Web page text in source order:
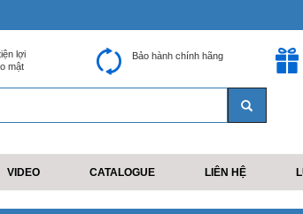
lợi
mật
Bảo hành chính hãng
VIDEO CATALOGUE LIÊN HỆ